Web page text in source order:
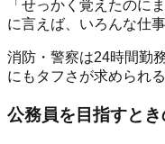
「せっかく覚えたのに
に言えば、いろんな仕
消防・警察は24時間勤
にもタフさが求められる
公務員を目指すとき